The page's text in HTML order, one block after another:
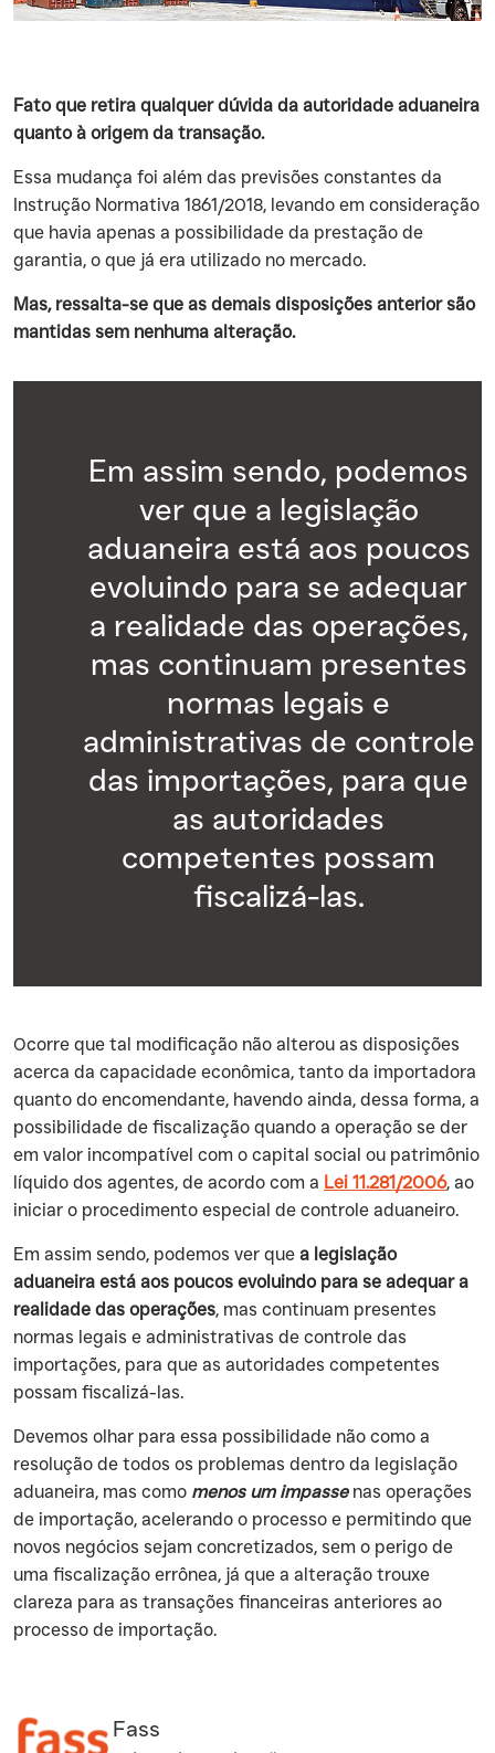
Fato que retira qualquer dúvida da autoridade aduaneira
quanto à origem da transação.
‍Essa mudança foi além das previsões constantes da
Instrução Normativa 1861/2018, levando em consideração
que havia apenas a possibilidade da prestação de
garantia, o que já era utilizado no mercado.
Mas, ressalta-se que as demais disposições anterior são
mantidas sem nenhuma alteração.
Em assim sendo, podemos
ver que a legislação
aduaneira está aos poucos
evoluindo para se adequar
a realidade das operações,
mas continuam presentes
normas legais e
administrativas de controle
das importações, para que
as autoridades
competentes possam
fiscalizá-las.
‍Ocorre que tal modificação não alterou as disposições
acerca da capacidade econômica, tanto da importadora
quanto do encomendante, havendo ainda, dessa forma, a
possibilidade de fiscalização quando a operação se der
em valor incompatível com o capital social ou patrimônio
líquido dos agentes, de acordo com a Lei 11.281/2006, ao
iniciar o procedimento especial de controle aduaneiro.
‍Em assim sendo, podemos ver que a legislação
aduaneira está aos poucos evoluindo para se adequar a
realidade das operações, mas continuam presentes
normas legais e administrativas de controle das
importações, para que as autoridades competentes
possam fiscalizá-las.
‍Devemos olhar para essa possibilidade não como a
resolução de todos os problemas dentro da legislação
aduaneira, mas como menos um impassenas operações
de importação, acelerando o processo e permitindo que
novos negócios sejam concretizados, sem o perigo de
uma fiscalização errônea, já que a alteração trouxe
clareza para as transações financeiras anteriores ao
processo de importação.
Fass